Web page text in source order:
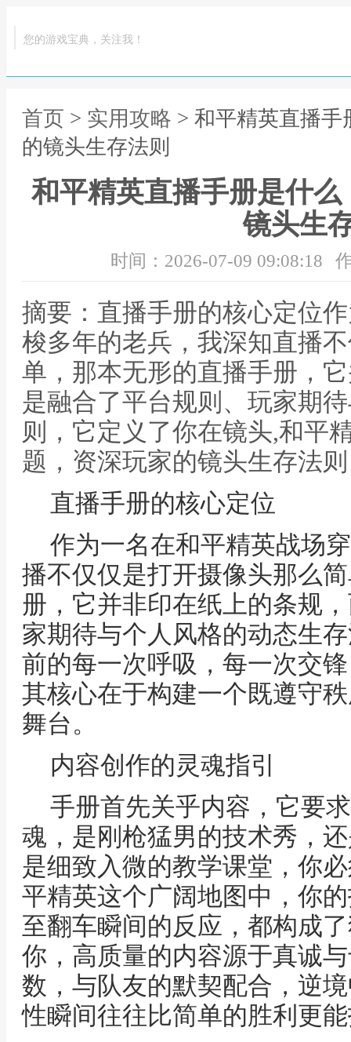
您的游戏宝典，关注我！
首页 > 实用攻略 > 和平精英直播
的镜头生存法则
和平精英直播手册是什
镜头生
时间：2026-07-09 09:08:18
摘要：直播手册的核心定位
梭多年的老兵，我深知直播
单，那本无形的直播手册，
是融合了平台规则、玩家期
则，它定义了你在镜头,和平
题，资深玩家的镜头生存法则
直播手册的核心定位
作为一名在和平精英战场
播不仅仅是打开摄像头那么
册，它并非印在纸上的条规
家期待与个人风格的动态生
前的每一次呼吸，每一次交
其核心在于构建一个既遵守
舞台。
内容创作的灵魂指引
手册首先关乎内容，它要
魂，是刚枪猛男的技术秀，
是细致入微的教学课堂，你
平精英这个广阔地图中，你
至翻车瞬间的反应，都构成
你，高质量的内容源于真诚
数，与队友的默契配合，逆
性瞬间往往比简单的胜利更